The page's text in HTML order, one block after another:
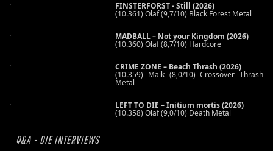
FINSTERFORST - Still (2026)
(10.361) Olaf (9,7/10) Black Forest Metal
MADBALL – Not your Kingdom (2026)
(10.360) Olaf (8,7/10) Hardcore
CRIME ZONE – Beach Thrash (2026)
(10.359) Maik (8,0/10) Crossover Thrash
Metal
LEFT TO DIE – Initium mortis (2026)
(10.358) Olaf (9,0/10) Death Metal
Q&A - DIE INTERVIEWS